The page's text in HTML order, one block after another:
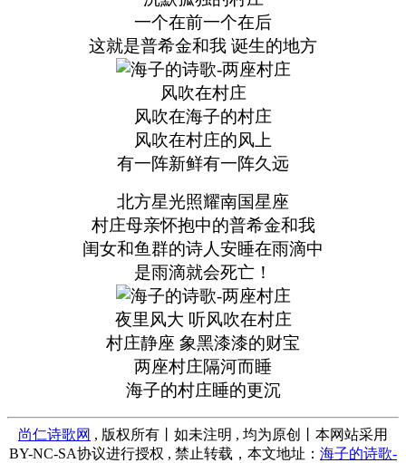
一个在前一个在后
这就是普希金和我 诞生的地方
风吹在村庄
风吹在海子的村庄
风吹在村庄的风上
有一阵新鲜有一阵久远
北方星光照耀南国星座
村庄母亲怀抱中的普希金和我
闺女和鱼群的诗人安睡在雨滴中
是雨滴就会死亡！
夜里风大 听风吹在村庄
村庄静座 象黑漆漆的财宝
两座村庄隔河而睡
海子的村庄睡的更沉
尚仁诗歌网 , 版权所有丨如未注明 , 均为原创丨本网站采用
BY-NC-SA协议进行授权 , 禁止转载，本文地址： 海子的诗歌-